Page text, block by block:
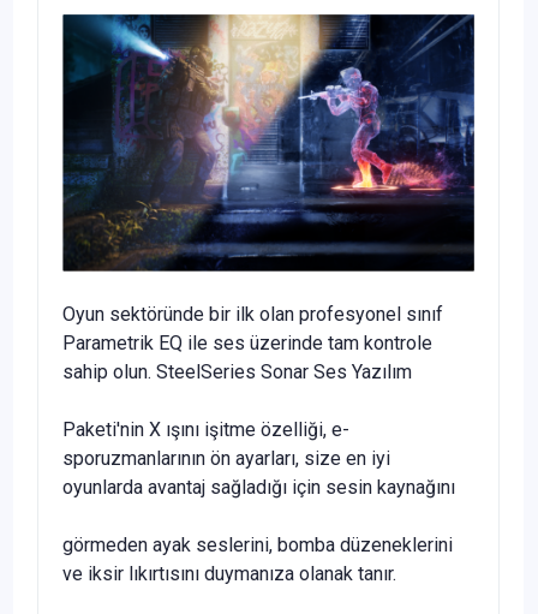
Oyun sektöründe bir ilk olan profesyonel sınıf
Parametrik EQ ile ses üzerinde tam kontrole
sahip olun. SteelSeries Sonar Ses Yazılım
Paketi'nin X ışını işitme özelliği, e-
sporuzmanlarının ön ayarları, size en iyi
oyunlarda avantaj sağladığı için sesin kaynağını
görmeden ayak seslerini, bomba düzeneklerini
ve iksir lıkırtısını duymanıza olanak tanır.